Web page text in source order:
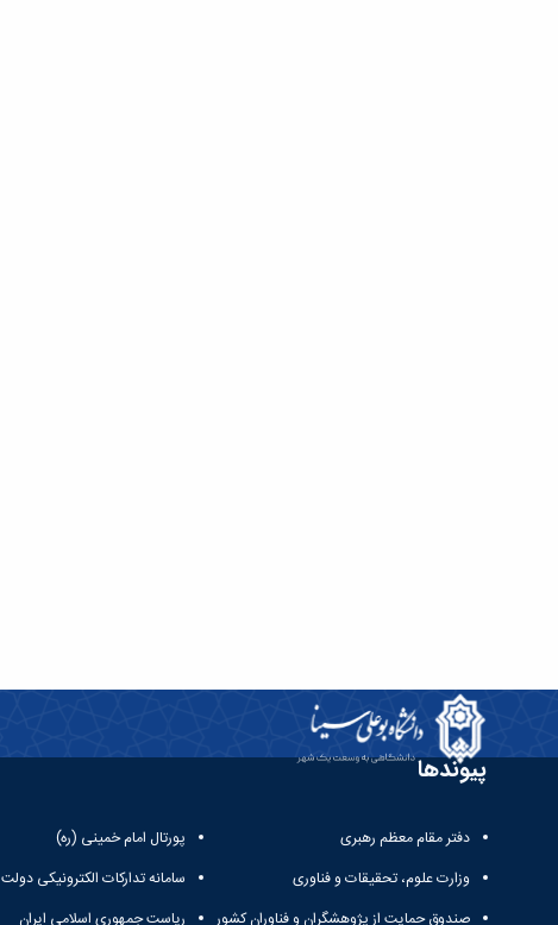
پیوندها
دفتر مقام معظم رهبری
وزارت علوم، تحقیقات و فناوری
صندوق حمایت از پژوهشگران و فناوران کشور
پورتال امام خمینی (ره)
سامانه تدارکات الکترونیکی دولت
ریاست جمهوری اسلامی ایران